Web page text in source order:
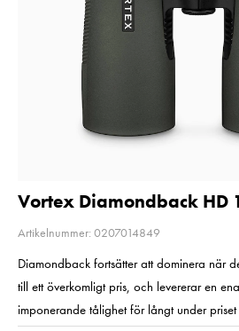
räcker!
99 kr
Vortex Diamondback HD
Artikelnummer: 0207014849
Diamondback fortsätter att dominera när
till ett överkomligt pris, och levererar en
imponerande tålighet för långt under priset